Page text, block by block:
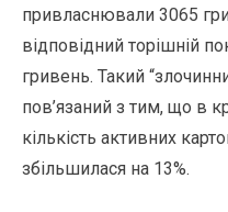
привласнювали 3065
відповідний торішній
гривень. Такий
пов’язаний з тим, що в
кількість активних
збільшилася на 13%.